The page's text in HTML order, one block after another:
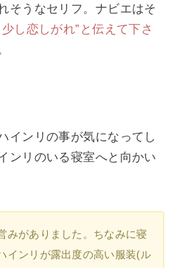
そうなセリフ。ナビエはそ
少し恋しがれ”と伝えて下さ
インリの事が気になってし
ンリのいる寝室へと向かい
みがありました。ちなみに寝
インリが露出度の高い服装(ル